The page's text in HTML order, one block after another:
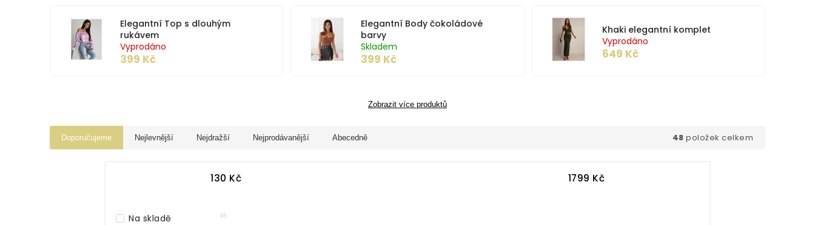
Elegantní Top s dlouhým
rukávem
Vyprodáno
399 Kč
Elegantní Body čokoládové
barvy
Skladem
399 Kč
Khaki elegantní komplet
Vyprodáno
649 Kč
Zobrazit více produktů
Doporučujeme Nejlevnější Nejdražší Nejprodávanější Abecedně 48 položek celkem
130 Kč 1799 Kč
Na skladě 45